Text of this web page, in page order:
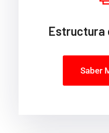
Estructura
Saber